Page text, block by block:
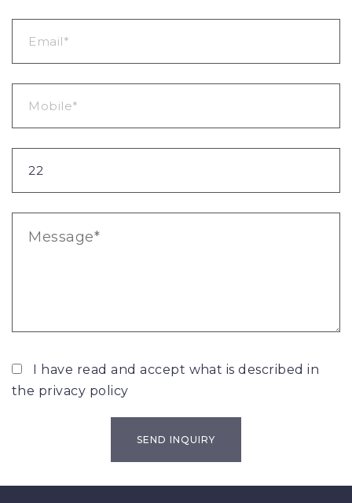
I have read and accept what is described in
the privacy policy